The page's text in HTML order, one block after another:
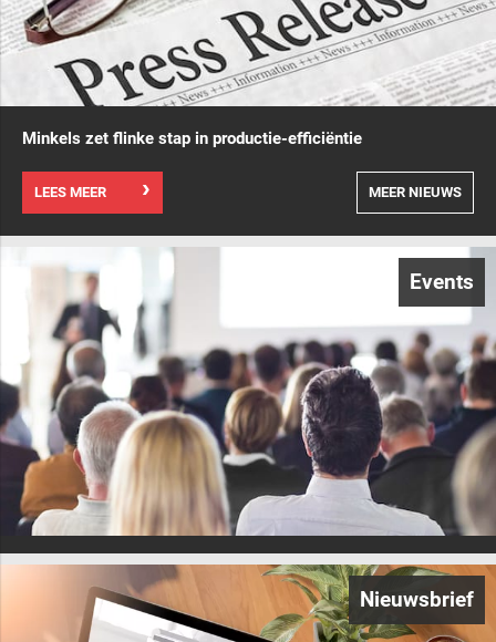
Minkels zet flinke stap in productie-efficiëntie
LEES MEER MEER NIEUWS
Events
Nieuwsbrief